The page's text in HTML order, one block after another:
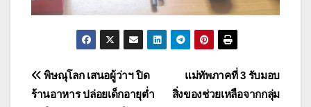
แนะแนว
แม่ทัพภาคที่ 3 รับมอบ
สิ่งของช่วยเหลือจากกลุ่ม
พิษณุโลก เสนอผู้ว่าฯ ปิด
ร้านอาหาร ปล่อยเด็กอายุต่ำ